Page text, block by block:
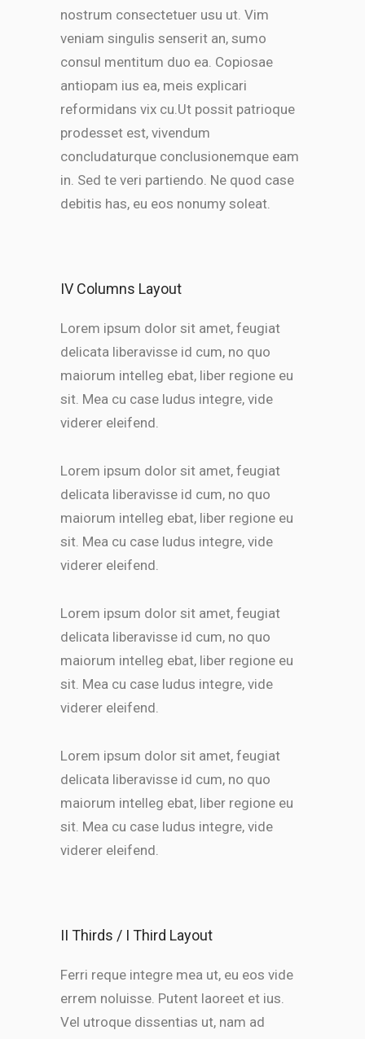
nostrum consectetuer usu ut. Vim
veniam singulis senserit an, sumo
consul mentitum duo ea. Copiosae
antiopam ius ea, meis explicari
reformidans vix cu.Ut possit patrioque
prodesset est, vivendum
concludaturque conclusionemque eam
in. Sed te veri partiendo. Ne quod case
debitis has, eu eos nonumy soleat.
IV Columns Layout
Lorem ipsum dolor sit amet, feugiat
delicata liberavisse id cum, no quo
maiorum intelleg ebat, liber regione eu
sit. Mea cu case ludus integre, vide
viderer eleifend.
Lorem ipsum dolor sit amet, feugiat
delicata liberavisse id cum, no quo
maiorum intelleg ebat, liber regione eu
sit. Mea cu case ludus integre, vide
viderer eleifend.
Lorem ipsum dolor sit amet, feugiat
delicata liberavisse id cum, no quo
maiorum intelleg ebat, liber regione eu
sit. Mea cu case ludus integre, vide
viderer eleifend.
Lorem ipsum dolor sit amet, feugiat
delicata liberavisse id cum, no quo
maiorum intelleg ebat, liber regione eu
sit. Mea cu case ludus integre, vide
viderer eleifend.
II Thirds / I Third Layout
Ferri reque integre mea ut, eu eos vide
errem noluisse. Putent laoreet et ius.
Vel utroque dissentias ut, nam ad